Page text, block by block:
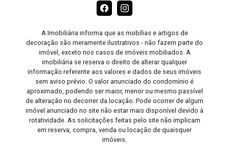
A Imobiliária informa que as mobílias e artigos de
decoração são meramente ilustrativos - não fazem parte do
imóvel, exceto nos casos de imóveis mobiliados. A
imobiliária se reserva o direito de alterar qualquer
informação referente aos valores e dados de seus imóveis
sem aviso prévio. O valor anunciado do condomínio é
aproximado, podendo ser maior, menor ou mesmo passível
de alteração no decorrer da locação. Pode ocorrer de algum
imóvel anunciado no site não estar mais disponível devido à
rotatividade. As solicitações feitas pelo site não implicam
em reserva, compra, venda ou locação de quaisquer
imóveis.